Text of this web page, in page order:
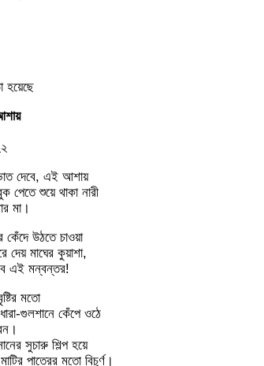
হয়েছে
দেবে, এই আশায়
পেতে শুয়ে থাকা নারী
মা।
উঠতে চাওয়া
দেয় মাঘের কুয়াশা,
এই মন্বন্তর!
মতো
গুলশানে কেঁপে ওঠে
সুচারু শিল্প হয়ে
পাত্রের মতো বিচূর্ণ।